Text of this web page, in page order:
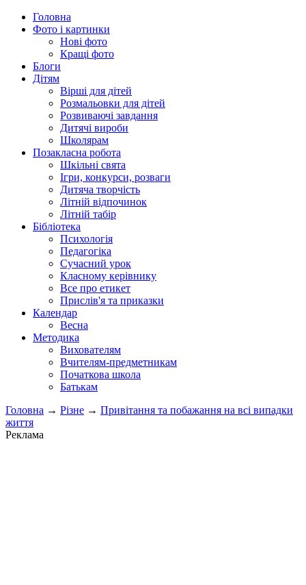
Головна
Фото і картинки
Нові фото
Кращі фото
Блоги
Дітям
Вірші для дітей
Розмальовки для дітей
Розвиваючі завдання
Дитячі вироби
Школярам
Позакласна робота
Шкільні свята
Ігри, конкурси, розваги
Дитяча творчість
Літній відпочинок
Літній табір
Бібліотека
Психологія
Педагогіка
Сучасний урок
Класному керівнику
Все про етикет
Прислів'я та приказки
Календар
Весна
Методика
Вихователям
Вчителям-предметникам
Початкова школа
Батькам
Головна → Різне → Привітання та побажання на всі випадки
життя
Реклама